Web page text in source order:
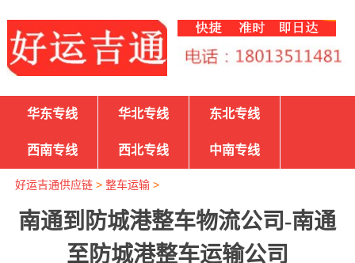
华东专线 华北专线 东北专线
西南专线 西北专线 中南专线
好运吉通供应链> 整车运输>
南通到防城港整车物流公司-南通
至防城港整车运输公司